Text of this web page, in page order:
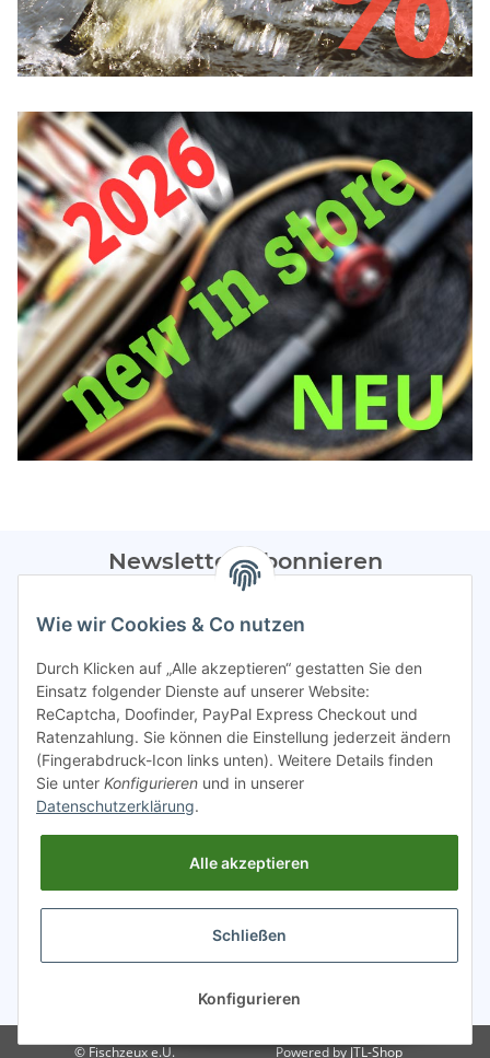
Newsletter Abonnieren
Bitte sendet mir entsprechend eurer
regelmäßig Infos zu euren Aktionen per E-Mail zu.
Abonnieren
Spamschutz aktiv
Gesetzliche Informationen
* Alle Preise inkl. gesetzlicher USt.
© Fischzeux e.U. Powered by JTL-Shop
Wie wir Cookies & Co nutzen
Durch Klicken auf „Alle akzeptieren“ gestatten Sie den
Einsatz folgender Dienste auf unserer Website:
ReCaptcha, Doofinder, PayPal Express Checkout und
Ratenzahlung. Sie können die Einstellung jederzeit ändern
(Fingerabdruck-Icon links unten). Weitere Details finden
Sie unter Konfigurieren und in unserer
Datenschutzerklärung.
Alle akzeptieren
Schließen
Konfigurieren